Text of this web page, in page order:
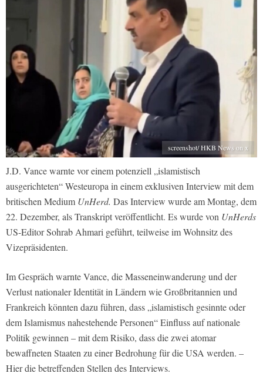
screenshot/ HKB News on x
J.D. Vance warnte vor einem potenziell „islamistisch
ausgerichteten“ Westeuropa in einem exklusiven Interview mit dem
britischen Medium UnHerd. Das Interview wurde am Montag, dem
22. Dezember, als Transkript veröffentlicht. Es wurde von UnHerds
US-Editor Sohrab Ahmari geführt, teilweise im Wohnsitz des
Vizepräsidenten.
Im Gespräch warnte Vance, die Masseneinwanderung und der
Verlust nationaler Identität in Ländern wie Großbritannien und
Frankreich könnten dazu führen, dass „islamistisch gesinnte oder
dem Islamismus nahestehende Personen“ Einfluss auf nationale
Politik gewinnen – mit dem Risiko, dass die zwei atomar
bewaffneten Staaten zu einer Bedrohung für die USA werden. –
Hier die betreffenden Stellen des Interviews.